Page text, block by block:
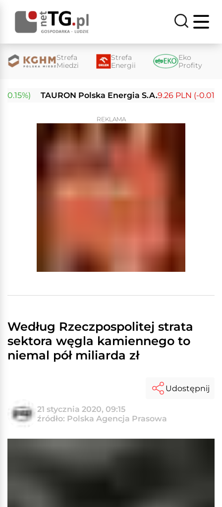
Strefa
Miedzi
Strefa
Energii
Eko
Profity
TAURON Polska Energia S.A.9.26 PLN (-0.01%)
REKLAMA
Według Rzeczpospolitej strata
sektora węgla kamiennego to
niemal pół miliarda zł
21 stycznia 2020, 09:15
źródło: Polska Agencja Prasowa
Udostępnij